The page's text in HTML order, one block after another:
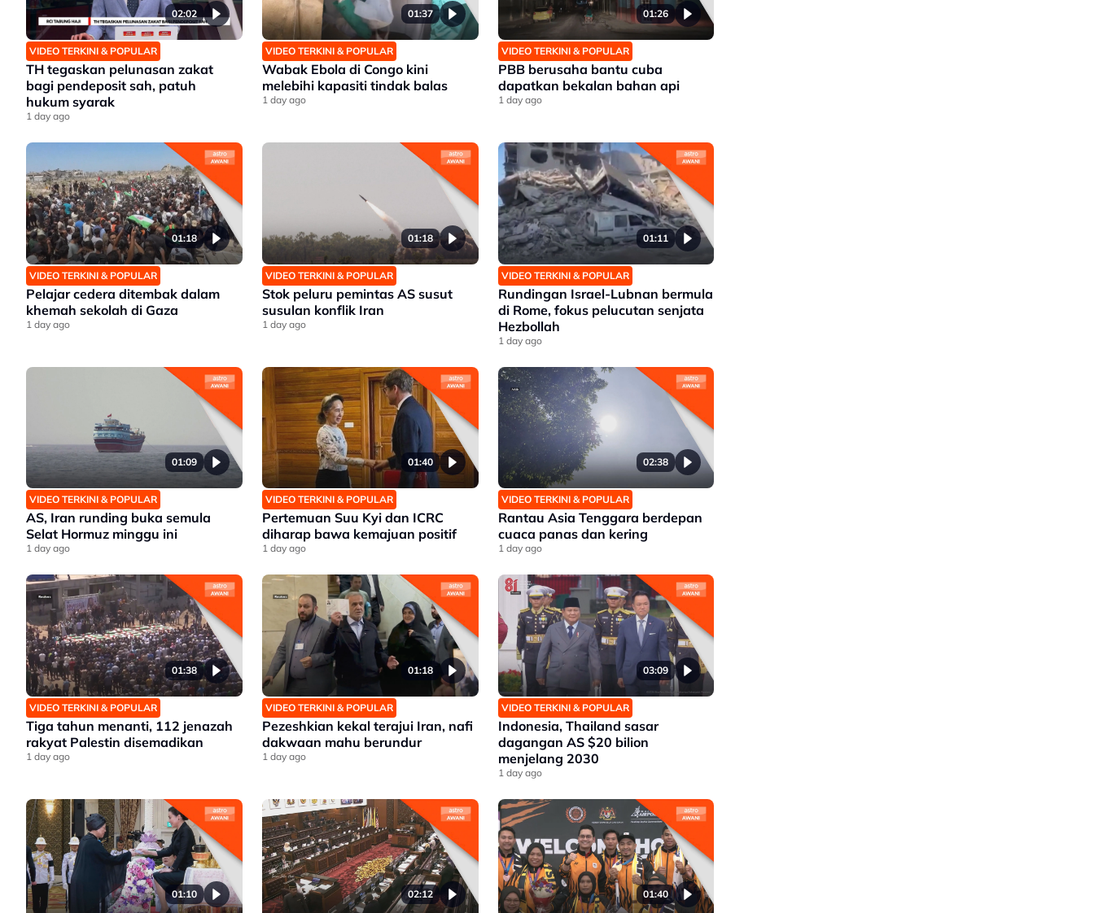
02:02
VIDEO TERKINI & POPULAR
TH tegaskan pelunasan zakat
bagi pendeposit sah, patuh
hukum syarak
1 day ago
01:37
VIDEO TERKINI & POPULAR
Wabak Ebola di Congo kini
melebihi kapasiti tindak balas
1 day ago
01:26
VIDEO TERKINI & POPULAR
PBB berusaha bantu cuba
dapatkan bekalan bahan api
1 day ago
01:18
VIDEO TERKINI & POPULAR
Pelajar cedera ditembak dalam
khemah sekolah di Gaza
1 day ago
01:18
VIDEO TERKINI & POPULAR
Stok peluru pemintas AS susut
susulan konflik Iran
1 day ago
01:11
VIDEO TERKINI & POPULAR
Rundingan Israel-Lubnan bermula
di Rome, fokus pelucutan senjata
Hezbollah
1 day ago
01:09
VIDEO TERKINI & POPULAR
AS, Iran runding buka semula
Selat Hormuz minggu ini
1 day ago
01:40
VIDEO TERKINI & POPULAR
Pertemuan Suu Kyi dan ICRC
diharap bawa kemajuan positif
1 day ago
02:38
VIDEO TERKINI & POPULAR
Rantau Asia Tenggara berdepan
cuaca panas dan kering
1 day ago
01:38
VIDEO TERKINI & POPULAR
Tiga tahun menanti, 112 jenazah
rakyat Palestin disemadikan
1 day ago
01:18
VIDEO TERKINI & POPULAR
Pezeshkian kekal terajui Iran, nafi
dakwaan mahu berundur
1 day ago
03:09
VIDEO TERKINI & POPULAR
Indonesia, Thailand sasar
dagangan AS $20 bilion
menjelang 2030
1 day ago
01:10 02:12 01:40